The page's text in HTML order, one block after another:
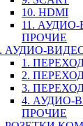
10. HDMI
11.
ПРОЧИЕ
АУДИО-
1.
2.
3.
4. АУДИО-
ПРОЧИЕ